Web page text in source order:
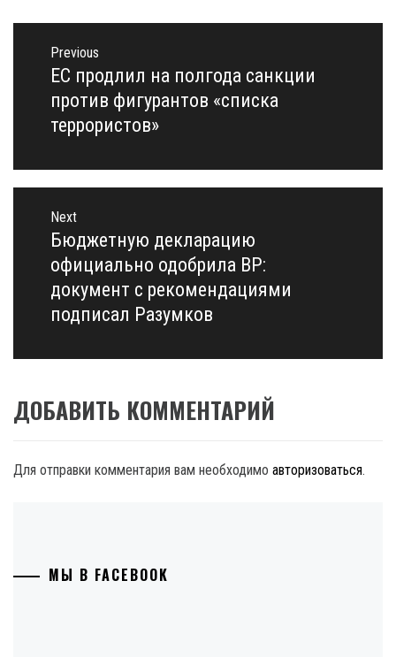
Навигация
записям
Previous
Previous
post:
ЕС продлил на полгода санкции
против фигурантов «списка
террористов»
Next
Next
post:
Бюджетную декларацию
официально одобрила ВР:
документ с рекомендациями
подписал Разумков
ДОБАВИТЬ КОММЕНТАРИЙ
Для отправки комментария вам необходимо авторизоваться.
МЫ В FACEBOOK